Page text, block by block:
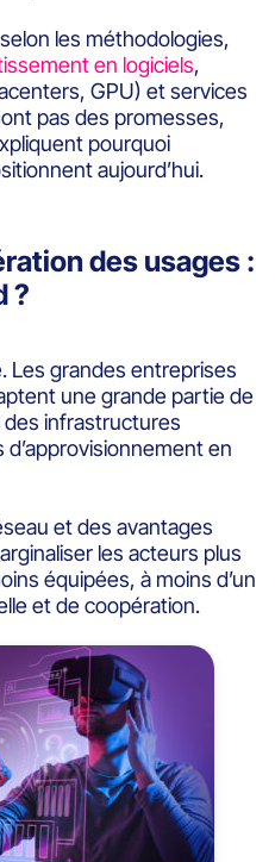
les méthodologies,
en logiciels,
GPU) et services
pas des promesses,
pourquoi
aujourd’hui.
des usages :
?
Les grandes entreprises
une grande partie de
des infrastructures
en
et des avantages
les acteurs plus
équipées, à moins d’un
et de coopération.